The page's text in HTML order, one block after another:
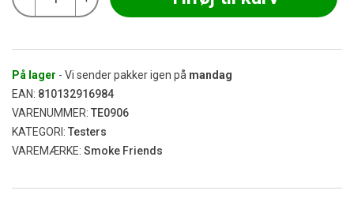
-
Røgfjerner
antal
På lager - Vi sender pakker igen på mandag
EAN: 810132916984
VARENUMMER: TE0906
KATEGORI: Testers
VAREMÆRKE: Smoke Friends